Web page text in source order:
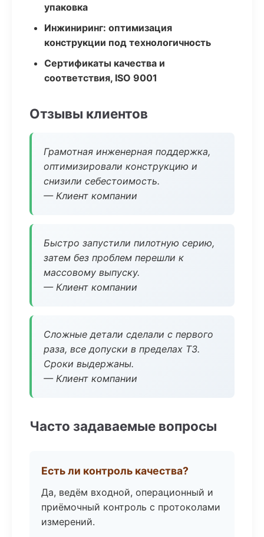
упаковка
Инжиниринг: оптимизация
конструкции под технологичность
Сертификаты качества и
соответствия, ISO 9001
Отзывы клиентов
Грамотная инженерная поддержка,
оптимизировали конструкцию и
снизили себестоимость.
— Клиент компании
Быстро запустили пилотную серию,
затем без проблем перешли к
массовому выпуску.
— Клиент компании
Сложные детали сделали с первого
раза, все допуски в пределах ТЗ.
Сроки выдержаны.
— Клиент компании
Часто задаваемые вопросы
Есть ли контроль качества?
Да, ведём входной, операционный и
приёмочный контроль с протоколами
измерений.